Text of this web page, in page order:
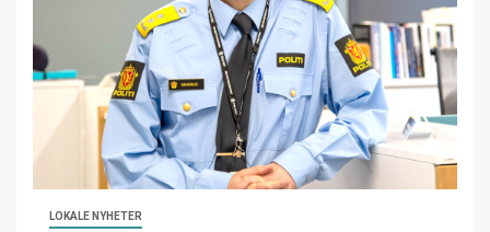
LOKALE NYHETER